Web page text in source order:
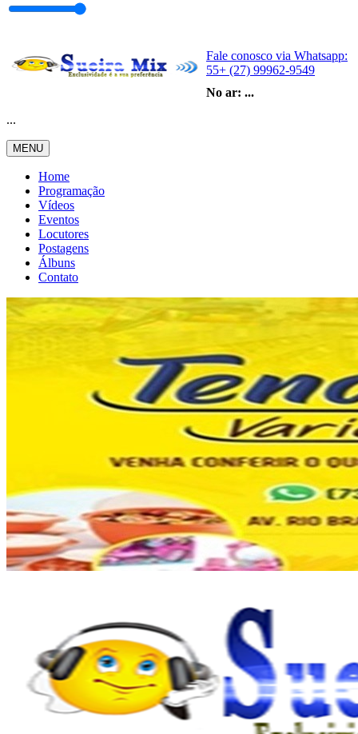
Fale conosco via Whatsapp:
55+ (27) 99962-9549
No ar: ...
...
MENU
Home
Programação
Vídeos
Eventos
Locutores
Postagens
Álbuns
Contato